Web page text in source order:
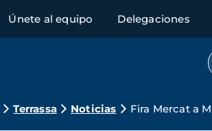
Únete al equipo Delegaciones
Terrassa Noticias Fira Mercat a